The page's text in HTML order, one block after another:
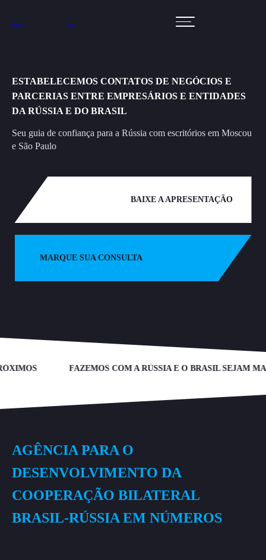
Port Ru
ESTABELECEMOS CONTATOS DE NEGÓCIOS E
PARCERIAS ENTRE EMPRESÁRIOS E ENTIDADES
DA RÚSSIA E DO BRASIL
Seu guia de confiança para a Rússia com escritórios em Moscou
e São Paulo
MARQUE SUA CONSULTA
BAIXE A APRESENTAÇÃO
FAZEMOS COM A RÚSSIA E O BRASIL SEJAM MAIS PRÓXIMOS
AGÊNCIA PARA O
DESENVOLVIMENTO DA
COOPERAÇÃO BILATERAL
BRASIL-RÚSSIA EM NÚMEROS